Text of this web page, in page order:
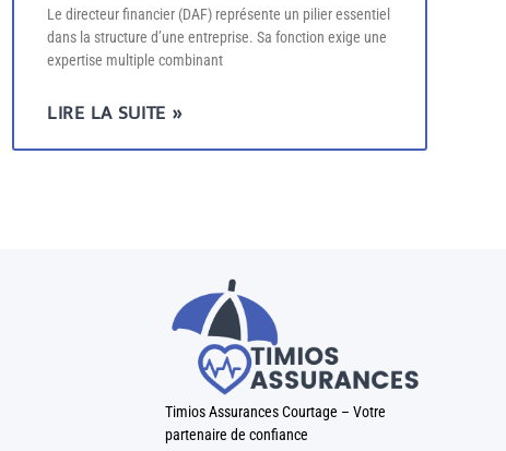
Le directeur financier (DAF) représente un pilier essentiel
dans la structure d’une entreprise. Sa fonction exige une
expertise multiple combinant
LIRE LA SUITE »
Timios Assurances Courtage – Votre
partenaire de confiance